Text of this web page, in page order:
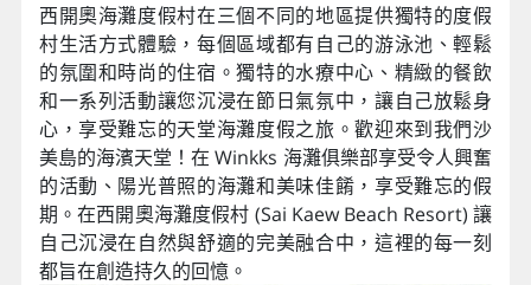
西開奧海灘度假村在三個不同的地區提供獨特的度假
村生活方式體驗，每個區域都有自己的游泳池、輕鬆
的氛圍和時尚的住宿。獨特的水療中心、精緻的餐飲
和一系列活動讓您沉浸在節日氣氛中，讓自己放鬆身
心，享受難忘的天堂海灘度假之旅。歡迎來到我們沙
美島的海濱天堂！在 Winkks 海灘俱樂部享受令人興奮
的活動、陽光普照的海灘和美味佳餚，享受難忘的假
期。在西開奧海灘度假村 (Sai Kaew Beach Resort) 讓
自己沉浸在自然與舒適的完美融合中，這裡的每一刻
都旨在創造持久的回憶。